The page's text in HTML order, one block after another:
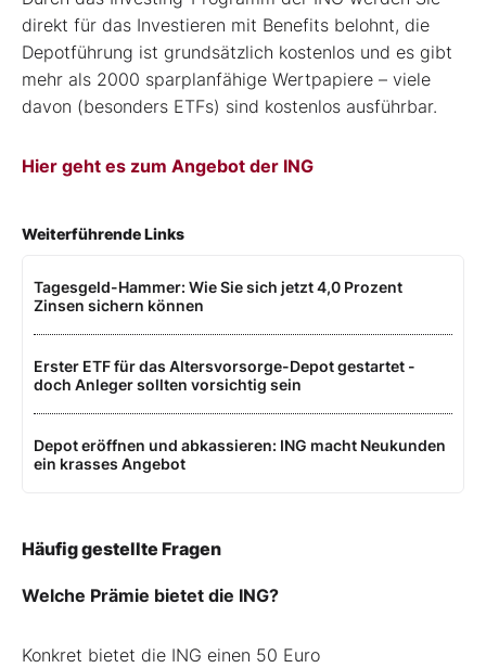
direkt für das Investieren mit Benefits belohnt, die
Depotführung ist grundsätzlich kostenlos und es gibt
mehr als 2000 sparplanfähige Wertpapiere – viele
davon (besonders ETFs) sind kostenlos ausführbar.
Hier geht es zum Angebot der ING
Weiterführende Links
Tagesgeld-Hammer: Wie Sie sich jetzt 4,0 Prozent
Zinsen sichern können
Erster ETF für das Altersvorsorge-Depot gestartet -
doch Anleger sollten vorsichtig sein
Depot eröffnen und abkassieren: ING macht Neukunden
ein krasses Angebot
Häufig gestellte Fragen
Welche Prämie bietet die ING?
Konkret bietet die ING einen 50 Euro